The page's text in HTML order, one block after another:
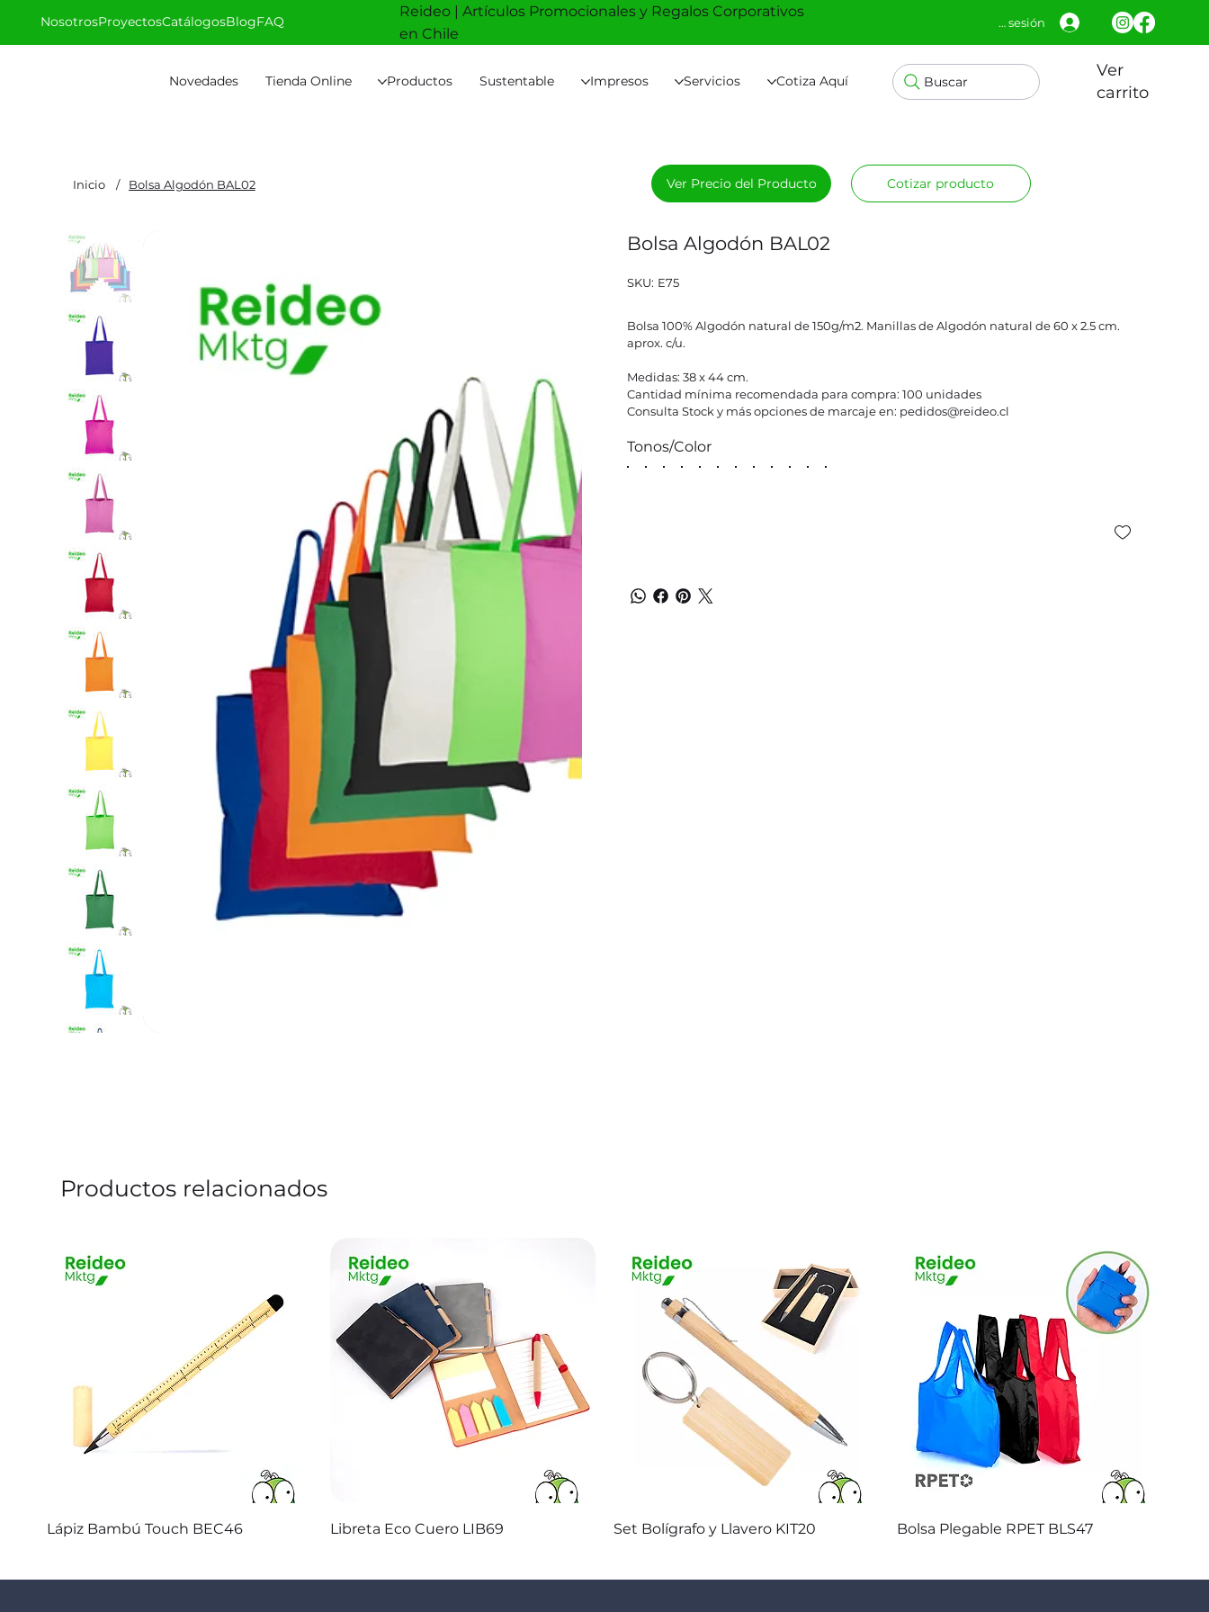
Novedades Tienda Online Productos Sustentable Impresos Servicios Cotiza Aquí Buscar
Ver
carrito
NosotrosProyectosCatálogosBlogFAQ
Reideo | Artículos Promocionales y Regalos Corporativos
en Chile
Iniciar sesión
Inicio / Bolsa Algodón BAL02
Bolsa Algodón BAL02
SKU: SKU
E75
E75
Bolsa 100% Algodón natural de 150g/m2. Manillas de Algodón natural de 60 x 2.5 cm.
aprox. c/u.
Medidas: 38 x 44 cm.
Cantidad mínima recomendada para compra: 100 unidades
Consulta Stock y más opciones de marcaje en: pedidos@reideo.cl
Tonos/Color
Ver Precio del Producto Cotizar producto
Productos relacionados
Vista rápida
Lápiz Bambú Touch BEC46 Vista rápida
Libreta Eco Cuero LIB69 Vista rápida
Set Bolígrafo y Llavero KIT20 Vista rápida
Bolsa Plegable RPET BLS47